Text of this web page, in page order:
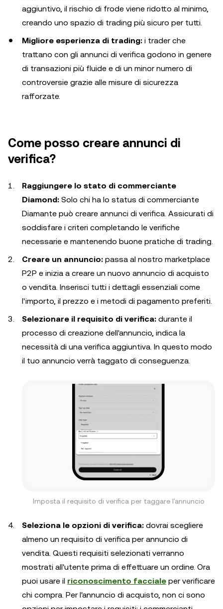
aggiuntivo, il rischio di frode viene ridotto al minimo,
creando uno spazio di trading più sicuro per tutti.
Migliore esperienza di trading: i trader che
trattano con gli annunci di verifica godono in genere
di transazioni più fluide e di un minor numero di
controversie grazie alle misure di sicurezza
rafforzate.
Come posso creare annunci di
verifica?
Raggiungere lo stato di commerciante
Diamond: Solo chi ha lo status di commerciante
Diamante può creare annunci di verifica. Assicurati di
soddisfare i criteri completando le verifiche
necessarie e mantenendo buone pratiche di trading.
Creare un annuncio: passa al nostro marketplace
P2P e inizia a creare un nuovo annuncio di acquisto
o vendita. Inserisci tutti i dettagli essenziali come
l'importo, il prezzo e i metodi di pagamento preferiti.
Selezionare il requisito di verifica: durante il
processo di creazione dell'annuncio, indica la
necessità di una verifica aggiuntiva. In questo modo
il tuo annuncio verrà taggato di conseguenza.
Imposta il requisito di verifica per taggare l'annuncio
Seleziona le opzioni di verifica: dovrai scegliere
almeno un requisito di verifica per annuncio di
vendita. Questi requisiti selezionati verranno
mostrati all'utente prima di effettuare un ordine. Ora
puoi usare il riconoscimento facciale per verificare
chi compra. Per l'annuncio di acquisto, non ci sono